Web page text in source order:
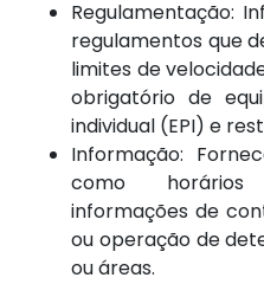
Regulamentação:
regulamentos que
limites de
obrigatório de
individual (EPI) e
Informação:
como horários
informações de
ou operação de
ou áreas.